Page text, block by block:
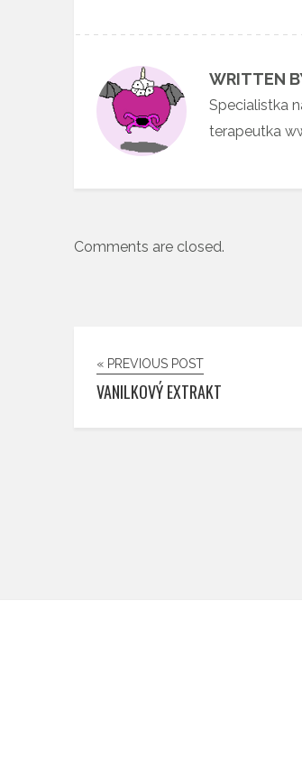
WRITTEN
Specialistka
terapeutka
Comments are closed.
« PREVIOUS POST
VANILKOVÝ EXTRAKT